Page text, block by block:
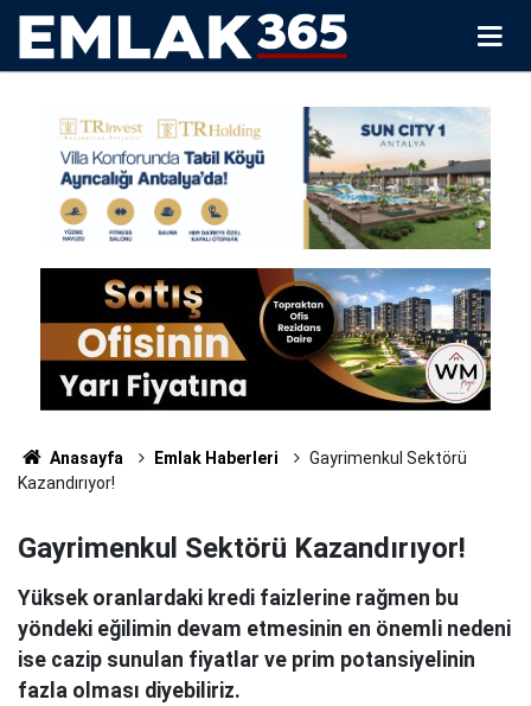
Anasayfa Emlak Haberleri
Gayrimenkul Sektörü
Kazandırıyor!
Gayrimenkul Sektörü Kazandırıyor!
Yüksek oranlardaki kredi faizlerine rağmen bu
yöndeki eğilimin devam etmesinin en önemli nedeni
ise cazip sunulan fiyatlar ve prim potansiyelinin
fazla olması diyebiliriz.